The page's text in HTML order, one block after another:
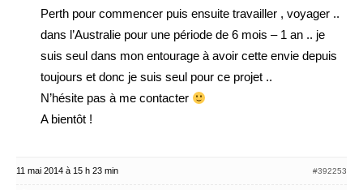
Perth pour commencer puis ensuite travailler , voyager ..
dans l’Australie pour une période de 6 mois – 1 an .. je
suis seul dans mon entourage à avoir cette envie depuis
toujours et donc je suis seul pour ce projet ..
N’hésite pas à me contacter
A bientôt !
11 mai 2014 à 15 h 23 min #392253